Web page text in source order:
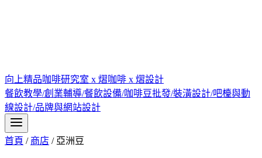
向上精品咖啡研究室 x 熠咖啡 x 熠設計
餐飲教學/創業輔導/餐飲設備/咖啡豆批發/裝潢設計/吧檯與動
線設計/品牌與網站設計
首頁 / 商店 / 亞洲豆